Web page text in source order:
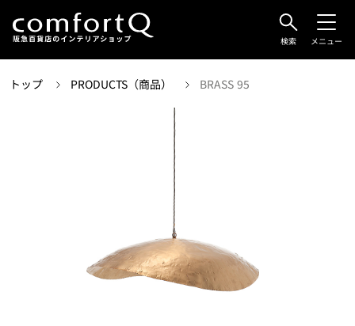
検索 メニュー
トップ PRODUCTS（商品） BRASS 95